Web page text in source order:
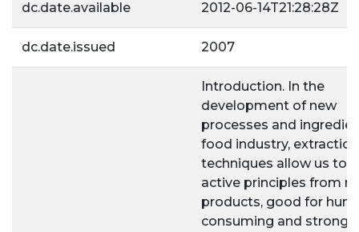
dc.date.available 2012-06-14T21:28:28Z
dc.date.issued 2007
Introduction. In the
development of new
processes and
food industry, extraction
techniques allow us to
active principles from
products, good for
consuming and strongly